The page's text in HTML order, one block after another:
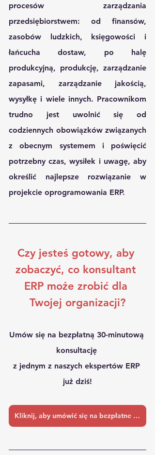
procesów zarządzania
przedsiębiorstwem: od finansów,
zasobów ludzkich, księgowości i
łańcucha dostaw, po halę
produkcyjną, produkcję, zarządzanie
zapasami, zarządzanie jakością,
wysyłkę i wiele innych. Pracownikom
trudno jest uwolnić się od
codziennych obowiązków związanych
z obecnym systemem i poświęcić
potrzebny czas, wysiłek i uwagę, aby
określić najlepsze rozwiązanie w
projekcie oprogramowania ERP.
Czy jesteś gotowy, aby
zobaczyć, co konsultant
ERP może zrobić dla
Twojej organizacji?
Umów się na bezpłatną 30-minutową
konsultację
z jednym z naszych ekspertów ERP
już dziś!
Kliknij, aby umówić się na bezpłatne spotkanie